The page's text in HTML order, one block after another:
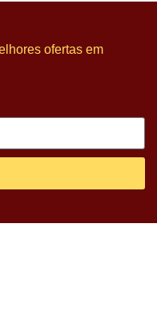
ofertas em